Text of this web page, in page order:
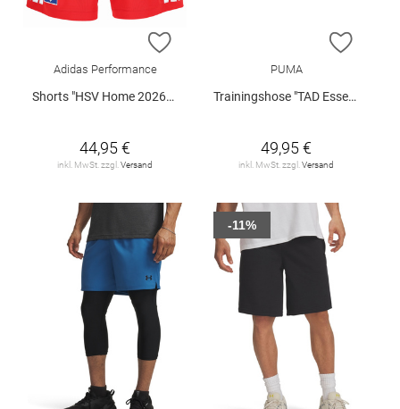
ZUR WUNSCHLISTE HINZUFÜGEN
Adidas Performance
Shorts "HSV Home 2026/2027"
44,95 €
inkl. MwSt. zzgl. Versand
ZUR
PUMA
Trainingshose "TAD Essentials"
49,95 €
inkl. MwSt. zzgl. Versand
-11%